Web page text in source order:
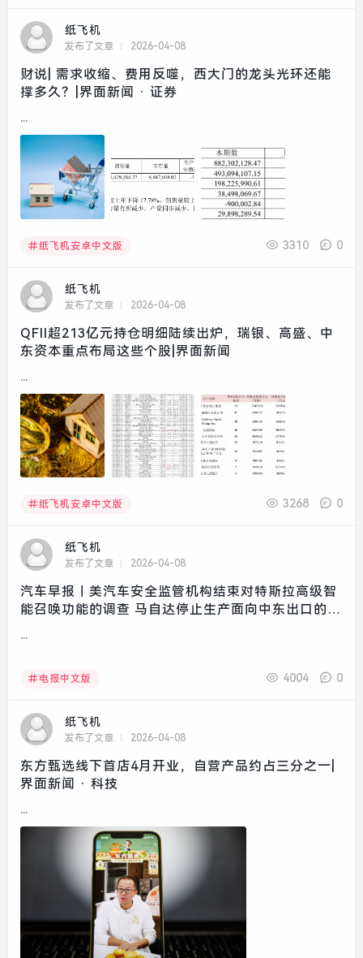
纸飞机
发布了文章 2026-04-08
财说| 需求收缩、费用反噬，西大门的龙头光环还能
撑多久？|界面新闻 · 证券
...
纸飞机安卓中文版 3310 0
纸飞机
发布了文章 2026-04-08
QFII超213亿元持仓明细陆续出炉，瑞银、高盛、中
东资本重点布局这些个股|界面新闻
...
纸飞机安卓中文版 3268 0
纸飞机
发布了文章 2026-04-08
汽车早报｜美汽车安全监管机构结束对特斯拉高级智
能召唤功能的调查 马自达停止生产面向中东出口的汽
...
电报中文版 4004 0
纸飞机
发布了文章 2026-04-08
东方甄选线下首店4月开业，自营产品约占三分之一|
界面新闻 · 科技
...